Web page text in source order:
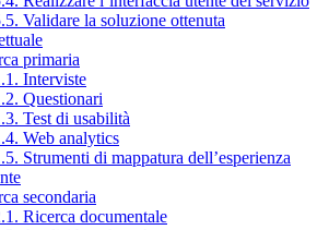
Validare la soluzione ottenuta
primaria
Interviste
Questionari
Test di usabilità
Web analytics
Strumenti di mappatura dell’esperienza
secondaria
Ricerca documentale